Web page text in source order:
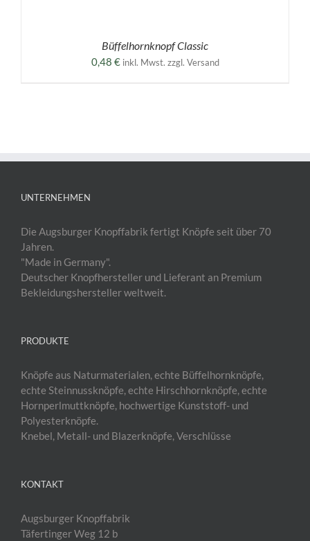
Büffelhornknopf Classic
0,48 € inkl. Mwst. zzgl. Versand
UNTERNEHMEN
Die Augsburger Knopffabrik fertigt Knöpfe seit über 70
Jahren.
"Made in Germany".
Deutscher Knopfhersteller und Lieferant an Premium
Bekleidungshersteller weltweit.
PRODUKTE
Knöpfe aus Naturmaterialen, echte Büffelhornknöpfe,
echte Steinnussknöpfe, echte Hirschhornknöpfe, echte
Hornperlmuttknöpfe, hochwertige Kunststoff- und
Polyesterknöpfe.
Knebel, Metall- und Blazerknöpfe, Verschlüsse
KONTAKT
Augsburger Knopffabrik
Täfertinger Weg 12 b